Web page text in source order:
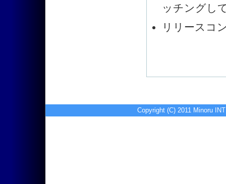
ッチングし
リリースコ
Copyright (C) 2011 Minoru